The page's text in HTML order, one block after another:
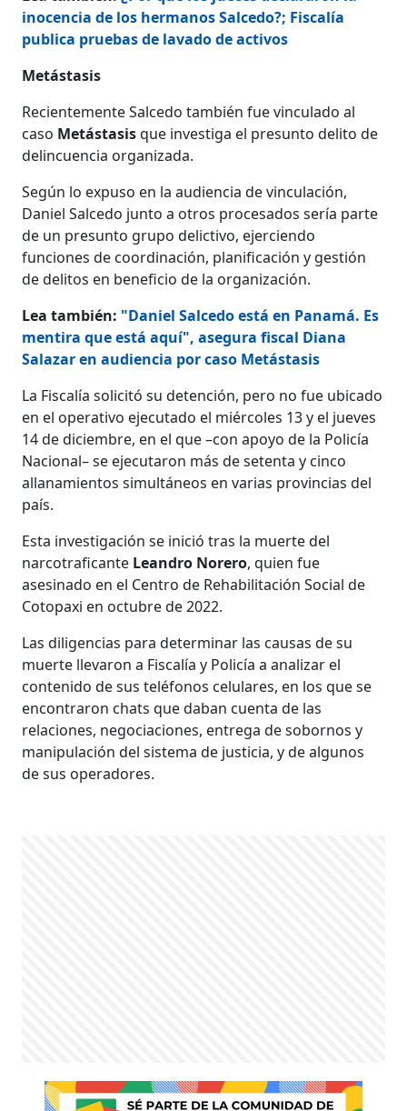
inocencia de los hermanos Salcedo?; Fiscalía
publica pruebas de lavado de activos
Metástasis
Recientemente Salcedo también fue vinculado al
caso Metástasisque investiga el presunto delito de
delincuencia organizada.
Según lo expuso en la audiencia de vinculación,
Daniel Salcedo junto a otros procesados sería parte
de un presunto grupo delictivo, ejerciendo
funciones de coordinación, planificación y gestión
de delitos en beneficio de la organización.
Lea también: "Daniel Salcedo está en Panamá. Es
mentira que está aquí", asegura fiscal Diana
Salazar en audiencia por caso Metástasis
La Fiscalía solicitó su detención, pero no fue ubicado
en el operativo ejecutado el miércoles 13 y el jueves
14 de diciembre, en el que –con apoyo de la Policía
Nacional– se ejecutaron más de setenta y cinco
allanamientos simultáneos en varias provincias del
país.
Esta investigación se inició tras la muerte del
narcotraficante Leandro Norero, quien fue
asesinado en el Centro de Rehabilitación Social de
Cotopaxi en octubre de 2022.
Las diligencias para determinar las causas de su
muerte llevaron a Fiscalía y Policía a analizar el
contenido de sus teléfonos celulares, en los que se
encontraron chats que daban cuenta de las
relaciones, negociaciones, entrega de sobornos y
manipulación del sistema de justicia, y de algunos
de sus operadores.